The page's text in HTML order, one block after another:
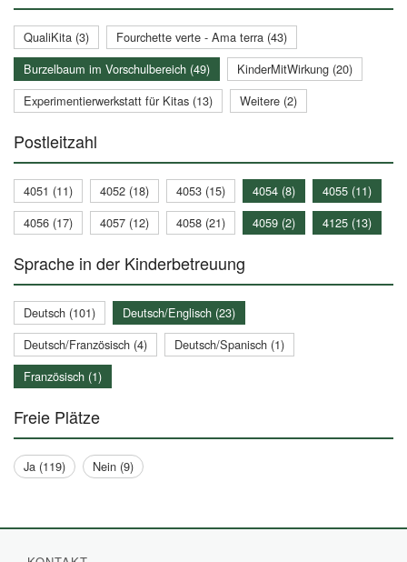
QualiKita (3)
Fourchette verte - Ama terra (43)
Burzelbaum im Vorschulbereich (49)
KinderMitWirkung (20)
Experimentierwerkstatt für Kitas (13)
Weitere (2)
Postleitzahl
4051 (11) 4052 (18) 4053 (15) 4054 (8)
4055 (11)
4056 (17)
4057 (12) 4058 (21) 4059 (2) 4125 (13)
Sprache in der Kinderbetreuung
Deutsch (101)
Deutsch/Englisch (23)
Deutsch/Französisch (4)
Deutsch/Spanisch (1)
Französisch (1)
Freie Plätze
Ja (119) Nein (9)